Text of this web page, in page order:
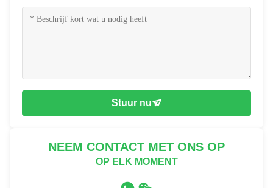
Stuur nu
NEEM CONTACT MET ONS OP
OP ELK MOMENT